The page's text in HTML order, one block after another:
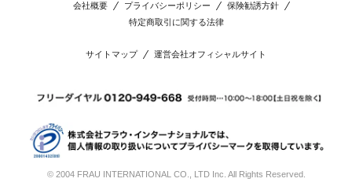
会社概要 プライバシーポリシー
保険勧誘方針
特定商取引に関する法律
サイトマップ 運営会社オフィシャルサイト
© 2004 FRAU INTERNATIONAL CO., LTD Inc. All Rights Reserved.